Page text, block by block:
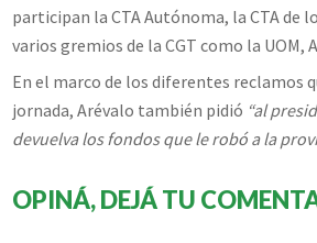
participan la CTA Autónoma, la CTA de
varios gremios de la CGT como la
En el marco de los diferentes reclamos
jornada, Arévalo también pidió “al
devuelva los fondos que le robó a la
OPINÁ, DEJÁ TU